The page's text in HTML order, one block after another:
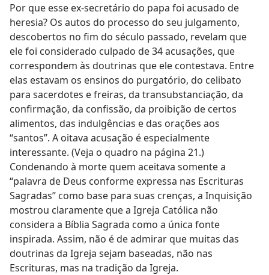
Por que esse ex-secretário do papa foi acusado de
heresia? Os autos do processo do seu julgamento,
descobertos no fim do século passado, revelam que
ele foi considerado culpado de 34 acusações, que
correspondem às doutrinas que ele contestava. Entre
elas estavam os ensinos do purgatório, do celibato
para sacerdotes e freiras, da transubstanciação, da
confirmação, da confissão, da proibição de certos
alimentos, das indulgências e das orações aos
“santos”. A oitava acusação é especialmente
interessante. (Veja o quadro na página 21.)
Condenando à morte quem aceitava somente a
“palavra de Deus conforme expressa nas Escrituras
Sagradas” como base para suas crenças, a Inquisição
mostrou claramente que a Igreja Católica não
considera a Bíblia Sagrada como a única fonte
inspirada. Assim, não é de admirar que muitas das
doutrinas da Igreja sejam baseadas, não nas
Escrituras, mas na tradição da Igreja.